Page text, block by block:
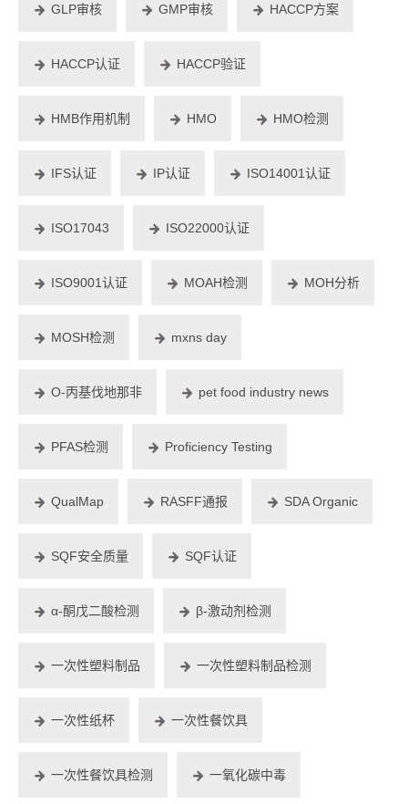
GLP审核 GMP审核 HACCP方案
HACCP认证 HACCP验证
HMB作用机制 HMO HMO检测
IFS认证 IP认证 ISO14001认证
ISO17043 ISO22000认证
ISO9001认证 MOAH检测 MOH分析
MOSH检测 mxns day
O-丙基伐地那非 pet food industry news
PFAS检测 Proficiency Testing
QualMap RASFF通报 SDA Organic
SQF安全质量 SQF认证
α-酮戊二酸检测 β-激动剂检测
一次性塑料制品 一次性塑料制品检测
一次性纸杯 一次性餐饮具
一次性餐饮具检测 一氧化碳中毒